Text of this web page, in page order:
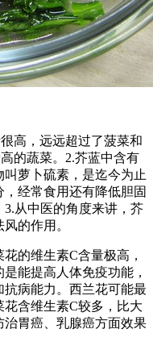
高，远远超过了菠菜和
的蔬菜。2.芥蓝中含有
萝卜硫素，是迄今为止
经常食用还有降低胆固
从中医的角度来讲，芥
的作用。
的维生素C含量极高，
能提高人体免疫功能，
病能力。西兰花可能最
含维生素C较多，比大
胃癌、乳腺癌方面效果